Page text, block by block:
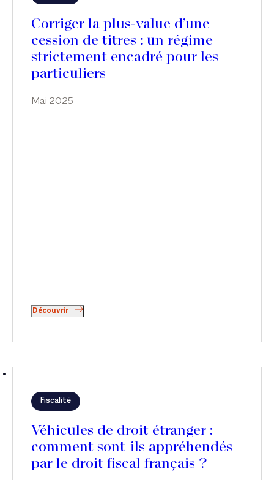
Mai 2025
Corriger la plus-value d’une
cession de titres : un régime
strictement encadré pour les
particuliers
Découvrir
Fiscalité
Véhicules de droit étranger :
comment sont-ils appréhendés
par le droit fiscal français ?